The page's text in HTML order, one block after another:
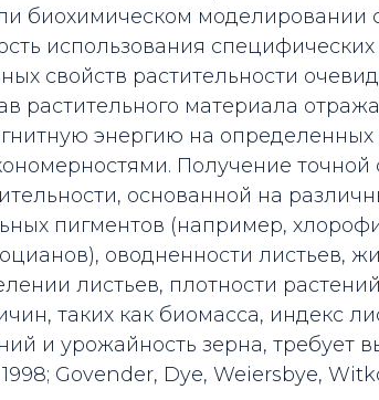
биохимическом моделировании
использования специфических
свойств растительности
растительного материала
энергию на
Получение точной
основанной на
пигментов (например,
оводненности листьев,
листьев, плотности
таких как биомасса, индекс
и урожайность зерна, требует
Govender, Dye, Weiersbye,